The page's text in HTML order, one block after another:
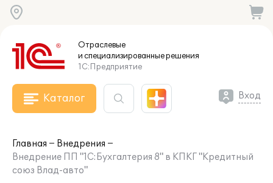
Отраслевые
и специализированныерешения
1С:Предприятие
Каталог Вход
Главная
Внедрения
Внедрение ПП "1С:Бухгалтерия 8" в КПКГ "Кредитный
союз Влад-авто"